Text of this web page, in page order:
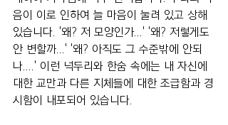
음이 이로 인하여 늘 마음이 눌려 있고 상해
있습니다. '왜? 저 모양인가...' '왜? 저렇게도
안 변할까...' '왜? 아직도 그 수준밖에 안되
나....' 이런 넉두리와 한숨 속에는 내 자신에
대한 교만과 다른 지체들에 대한 조급함과 경
시함이 내포되어 있습니다.